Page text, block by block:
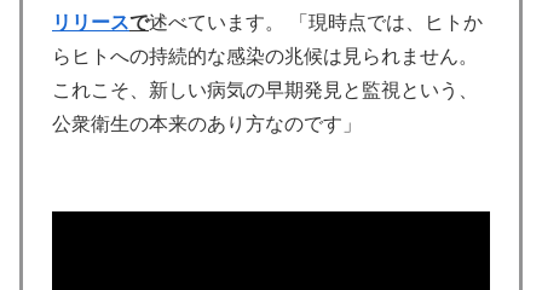
リリースで述べています。 「現時点では、ヒトか
らヒトへの持続的な感染の兆候は見られません。
これこそ、新しい病気の早期発見と監視という、
公衆衛生の本来のあり方なのです」